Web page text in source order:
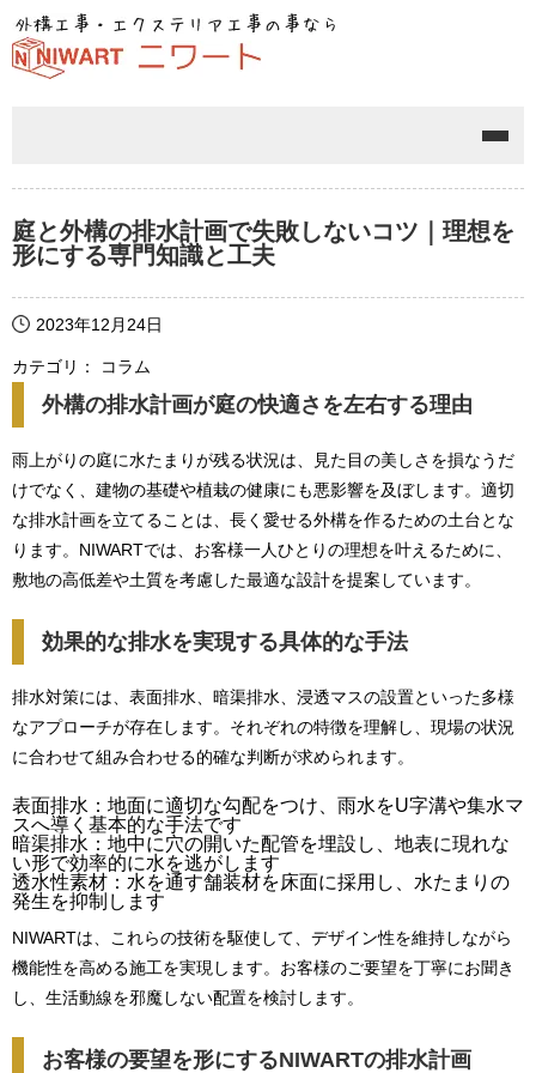
メニ
庭と外構の排水計画で失敗しないコツ｜理想を
形にする専門知識と工夫
2023年12月24日
カテゴリ： コラム
外構の排水計画が庭の快適さを左右する理由
雨上がりの庭に水たまりが残る状況は、見た目の美しさを損なうだ
けでなく、建物の基礎や植栽の健康にも悪影響を及ぼします。適切
な排水計画を立てることは、長く愛せる外構を作るための土台とな
ります。NIWARTでは、お客様一人ひとりの理想を叶えるために、
敷地の高低差や土質を考慮した最適な設計を提案しています。
効果的な排水を実現する具体的な手法
排水対策には、表面排水、暗渠排水、浸透マスの設置といった多様
なアプローチが存在します。それぞれの特徴を理解し、現場の状況
に合わせて組み合わせる的確な判断が求められます。
表面排水：地面に適切な勾配をつけ、雨水をU字溝や集水マ
スへ導く基本的な手法です
暗渠排水：地中に穴の開いた配管を埋設し、地表に現れな
い形で効率的に水を逃がします
透水性素材：水を通す舗装材を床面に採用し、水たまりの
発生を抑制します
NIWARTは、これらの技術を駆使して、デザイン性を維持しながら
機能性を高める施工を実現します。お客様のご要望を丁寧にお聞き
し、生活動線を邪魔しない配置を検討します。
お客様の要望を形にするNIWARTの排水計画